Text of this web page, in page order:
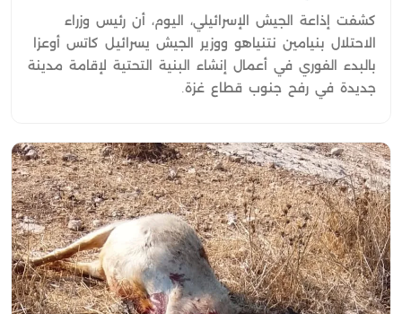
كشفت إذاعة الجيش الإسرائيلي، اليوم، أن رئيس وزراء
الاحتلال بنيامين نتنياهو ووزير الجيش يسرائيل كاتس أوعزا
بالبدء الفوري في أعمال إنشاء البنية التحتية لإقامة مدينة
جديدة في رفح جنوب قطاع غزة.